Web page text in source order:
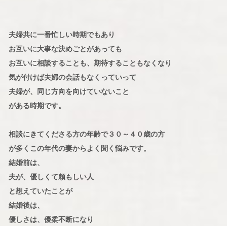
夫婦共に一番忙しい時期でもあり
お互いに大事な決めごとがあっても
お互いに相談することも、期待することもなくなり
気が付けば夫婦の会話もなくっていって
夫婦が、同じ方向を向けていないこと
がある時期です。
相談にきてくださる方の年齢で３０～４０歳の方
が多くこの年代の妻からよく聞く悩みです。
結婚前は、
夫が、優しくて頼もしい人
と想えていたことが
結婚後は、
優しさは、優柔不断になり